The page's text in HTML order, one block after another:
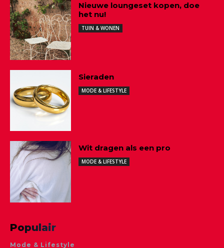
Nieuwe loungeset kopen, doe
het nu!
TUIN & WONEN
Sieraden
MODE & LIFESTYLE
Wit dragen als een pro
MODE & LIFESTYLE
Populair
Mode & Lifestyle